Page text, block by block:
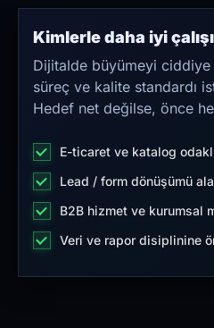
Kimlerle daha iyi
Dijitalde büyümeyi
süreç ve kalite standardı
Hedef net değilse, önce
E-ticaret ve katalog
Lead / form dönüşümü
B2B hizmet ve kurumsal
Veri ve rapor disiplinine